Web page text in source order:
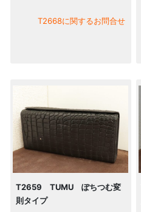
T2668に関するお問合せ
T2659 TUMU ぽちつむ変
則タイプ